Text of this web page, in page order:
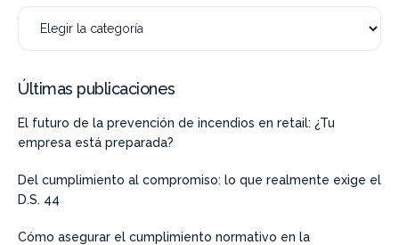
Últimas publicaciones
El futuro de la prevención de incendios en retail: ¿Tu
empresa está preparada?
Del cumplimiento al compromiso: lo que realmente exige el
D.S. 44
Cómo asegurar el cumplimiento normativo en la